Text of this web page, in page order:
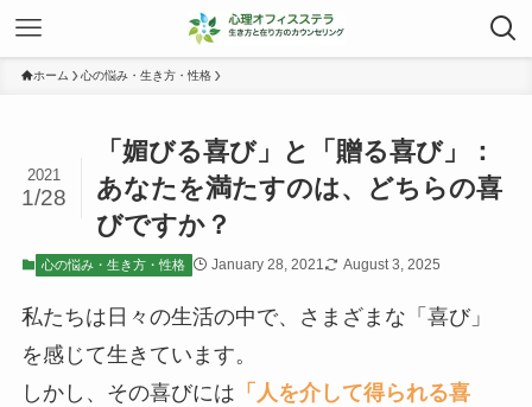
ホーム 心の悩み・生き方・性格
「媚びる喜び」と「贈る喜び」：
あなたを満たすのは、どちらの喜
びですか？
2021
1/28
心の悩み・生き方・性格 January 28, 2021 August 3, 2025
私たちは日々の生活の中で、さまざまな「喜び」
を感じて生きています。
しかし、その喜びには 「人を介して得られる喜